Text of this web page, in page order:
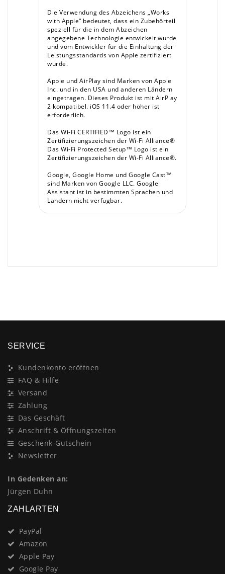
Die Verwendung des Abzeichens „Works
with Apple“ bedeutet, dass ein Zubehörteil
speziell für die in dem Abzeichen
angegebene Technologie entwickelt wurde
und vom Entwickler für die Einhaltung der
Leistungsstandards von Apple zertifiziert
wurde.
Apple und AirPlay sind Marken von Apple
Inc. und in den USA und anderen Ländern
eingetragen. Dieses Produkt ist mit AirPlay
2 kompatibel. iOS 11.4 oder höher ist
erforderlich.
Das Wi-Fi CERTIFIED™ Logo ist ein
Zertifizierungszeichen der Wi-Fi Alliance®
Das Wi-Fi Protected Setup™ Logo ist ein
Zertifizierungszeichen der Wi-Fi Alliance®.
Google, Google Home und Google Cast™
sind Marken von Google LLC. Google
Assistant ist in bestimmten Sprachen und
Ländern nicht verfügbar.
SERVICE
Kundenkonto eröffnen
FAQ & Hilfe
Versand
Zahlung
Das Geschäft
Anschrift & Öffnungszeiten
Geschenk-Gutschein
Newsletter
In Gedenken an:
Jürgen Duhn
ZAHLARTEN
PayPal
Amazon
Apple Pay
Google Pay